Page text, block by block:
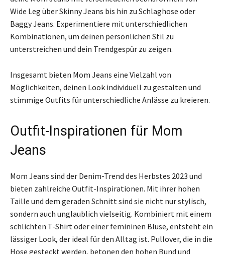
Wide Leg über Skinny Jeans bis hin zu Schlaghose oder
Baggy Jeans. Experimentiere mit unterschiedlichen
Kombinationen, um deinen persönlichen Stil zu
unterstreichen und dein Trendgespür zu zeigen.
Insgesamt bieten Mom Jeans eine Vielzahl von
Möglichkeiten, deinen Look individuell zu gestalten und
stimmige Outfits für unterschiedliche Anlässe zu kreieren.
Outfit-Inspirationen für Mom
Jeans
Mom Jeans sind der Denim-Trend des Herbstes 2023 und
bieten zahlreiche Outfit-Inspirationen. Mit ihrer hohen
Taille und dem geraden Schnitt sind sie nicht nur stylisch,
sondern auch unglaublich vielseitig. Kombiniert mit einem
schlichten T-Shirt oder einer femininen Bluse, entsteht ein
lässiger Look, der ideal für den Alltag ist. Pullover, die in die
Hose gesteckt werden, betonen den hohen Bund und